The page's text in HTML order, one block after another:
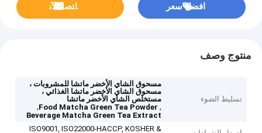
افضل سعر ﺎﺘﺼﻟ ﺍﻶﻧ
منتوج وصف
تسليط الضوء
مسحوق الشاي الأخضر ماتشا للمشروبات ،
مسحوق الشاي الأخضر ماتشا الغذائي ،
مستخلص الشاي الأخضر ماتشا
,
Food Matcha Green Tea Powder
,
Beverage Matcha Green Tea Extract
ISO9001, ISO22000-HACCP, KOSHER &